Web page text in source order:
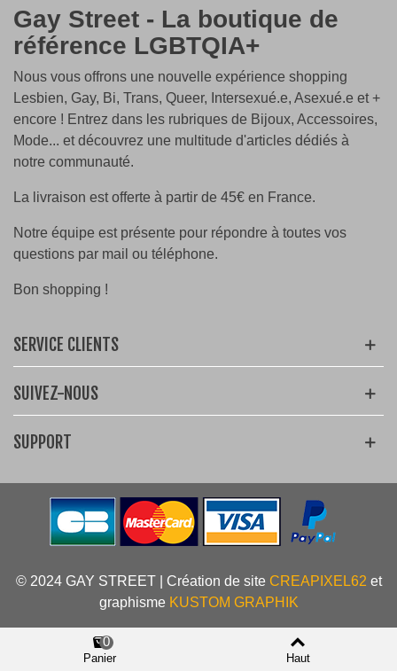
linge)
Taille: du S au 3XL
engagement envers l'égalité, l'inclusivité et l'amour.
Commandez dès aujourd'hui et joignez-vous à nous
dans la célébration de la diversité, de l'amour et de la
véritable expression de soi !
Gay Street - La boutique de
référence LGBTQIA+
Nous vous offrons une nouvelle expérience shopping
Lesbien, Gay, Bi, Trans, Queer, Intersexué.e, Asexué.e et +
encore ! Entrez dans les rubriques de Bijoux, Accessoires,
Mode... et découvrez une multitude d'articles dédiés à
notre communauté.
La livraison est offerte à partir de 45€ en France.
Notre équipe est présente pour répondre à toutes vos
questions par mail ou téléphone.
Bon shopping !
SERVICE CLIENTS
SUIVEZ-NOUS
SUPPORT
© 2024 GAY STREET | Création de site CREAPIXEL62 et
graphisme KUSTOM GRAPHIK
Panier
0
Haut